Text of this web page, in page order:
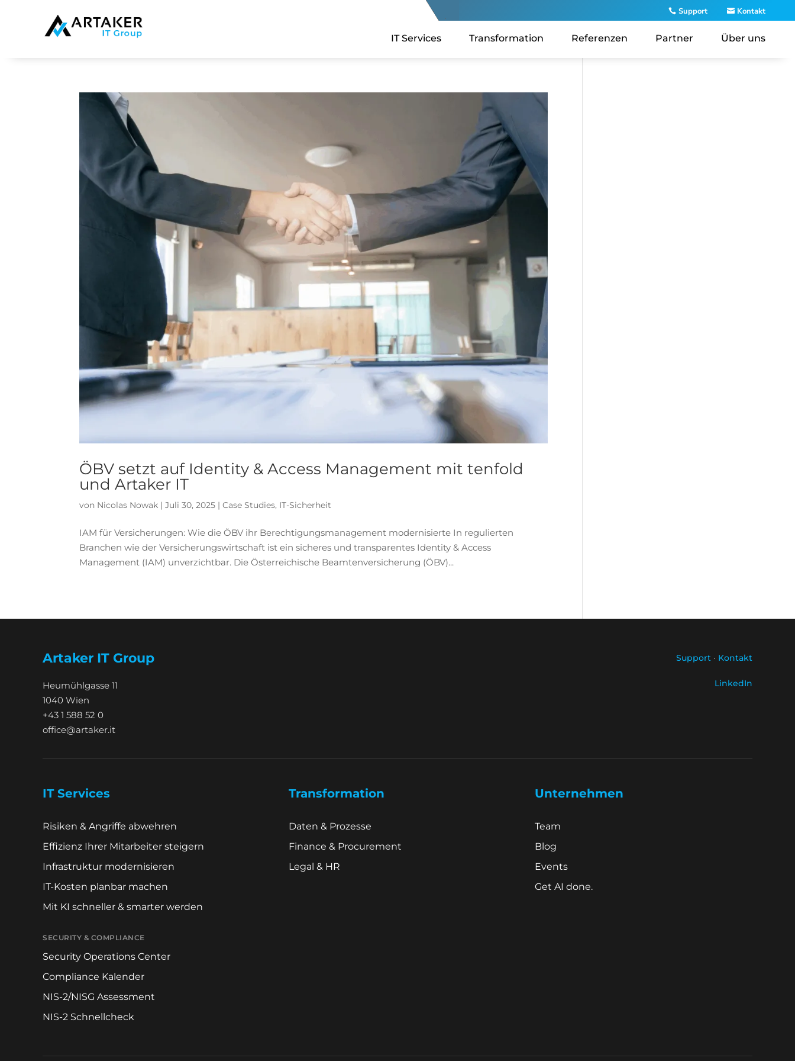
Support Kontakt
IT Services Transformation Referenzen Partner Über uns
ÖBV setzt auf Identity & Access Management mit tenfold
und Artaker IT
von Nicolas Nowak |Juli 30, 2025 |Case Studies, IT-Sicherheit
IAM für Versicherungen: Wie die ÖBV ihr Berechtigungsmanagement modernisierte In regulierten
Branchen wie der Versicherungswirtschaft ist ein sicheres und transparentes Identity & Access
Management (IAM) unverzichtbar. Die Österreichische Beamtenversicherung (ÖBV)...
Artaker IT Group
Heumühlgasse 11
1040 Wien
+43 1 588 52 0
office@artaker.it
Support · Kontakt
LinkedIn
IT Services
Risiken & Angriffe abwehren
Effizienz Ihrer Mitarbeiter steigern
Infrastruktur modernisieren
IT-Kosten planbar machen
Mit KI schneller & smarter werden
SECURITY & COMPLIANCE
Security Operations Center
Compliance Kalender
NIS-2/NISG Assessment
NIS-2 Schnellcheck
Transformation
Daten & Prozesse
Finance & Procurement
Legal & HR
Unternehmen
Team
Blog
Events
Get AI done.